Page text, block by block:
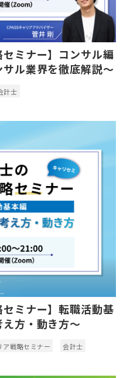
セミナー】コンサル編
ル業界を徹底解説～
計士
セミナー】転職活動基
方・動き方～
ア戦略セミナー 会計士